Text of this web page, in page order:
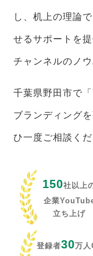
し、机上の理論
せるサポートを
チャンネルのノ
千葉県野田市で
ブランディング
ひ一度ご相談くだ
150社以上
企業
立ち上げ
登録者30万人